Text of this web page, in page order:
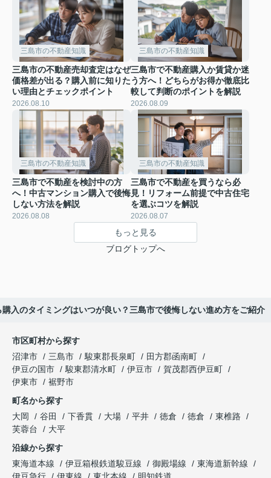
三島市の不動産知識
三島市の不動産売却査定はなぜ
価格差が出る？購入前に知りた
い理由とチェックポイント
2026.08.10
三島市の不動産知識
三島市で不動産購入か賃貸か迷
う方へ！どちらがお得か徹底比
較して判断のポイントを解説
2026.08.09
三島市の不動産知識
三島市で不動産を検討中の方
へ！中古マンション購入で後悔
しない方法を解説
2026.08.08
三島市の不動産知識
三島市で不動産を買うなら必
見！リフォーム前提で中古住宅
を選ぶコツを解説
2026.08.07
もっと見る
ブログトップへ
購入のタイミングはいつが良い？三島市で後悔しない進め方をご紹介
市区町村から探す
沼津市
三島市 駿東郡長泉町
田方郡函南町
伊豆の国市
駿東郡清水町 伊豆市
賀茂郡西伊豆町
伊東市
裾野市
町名から探す
大岡
谷田 下香貫 大場 平井 徳倉 徳倉
東椎路
芙蓉台
大平
沿線から探す
東海道本線
伊豆箱根鉄道駿豆線 御殿場線
東海道新幹線